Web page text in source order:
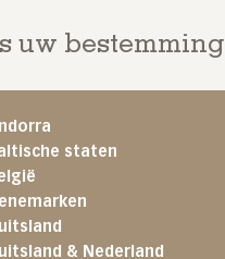
uw bestemming
staten
& Nederland